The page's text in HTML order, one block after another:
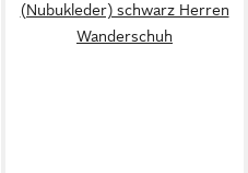
(Nubukleder) schwarz Herren
Wanderschuh